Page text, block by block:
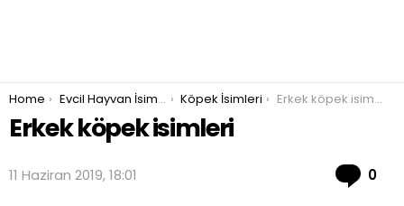
You are here:
Home Evcil Hayvan İsimleri Köpek İsimleri Erkek köpek isimleri
Erkek köpek isimleri
11 Haziran 2019, 18:01 0